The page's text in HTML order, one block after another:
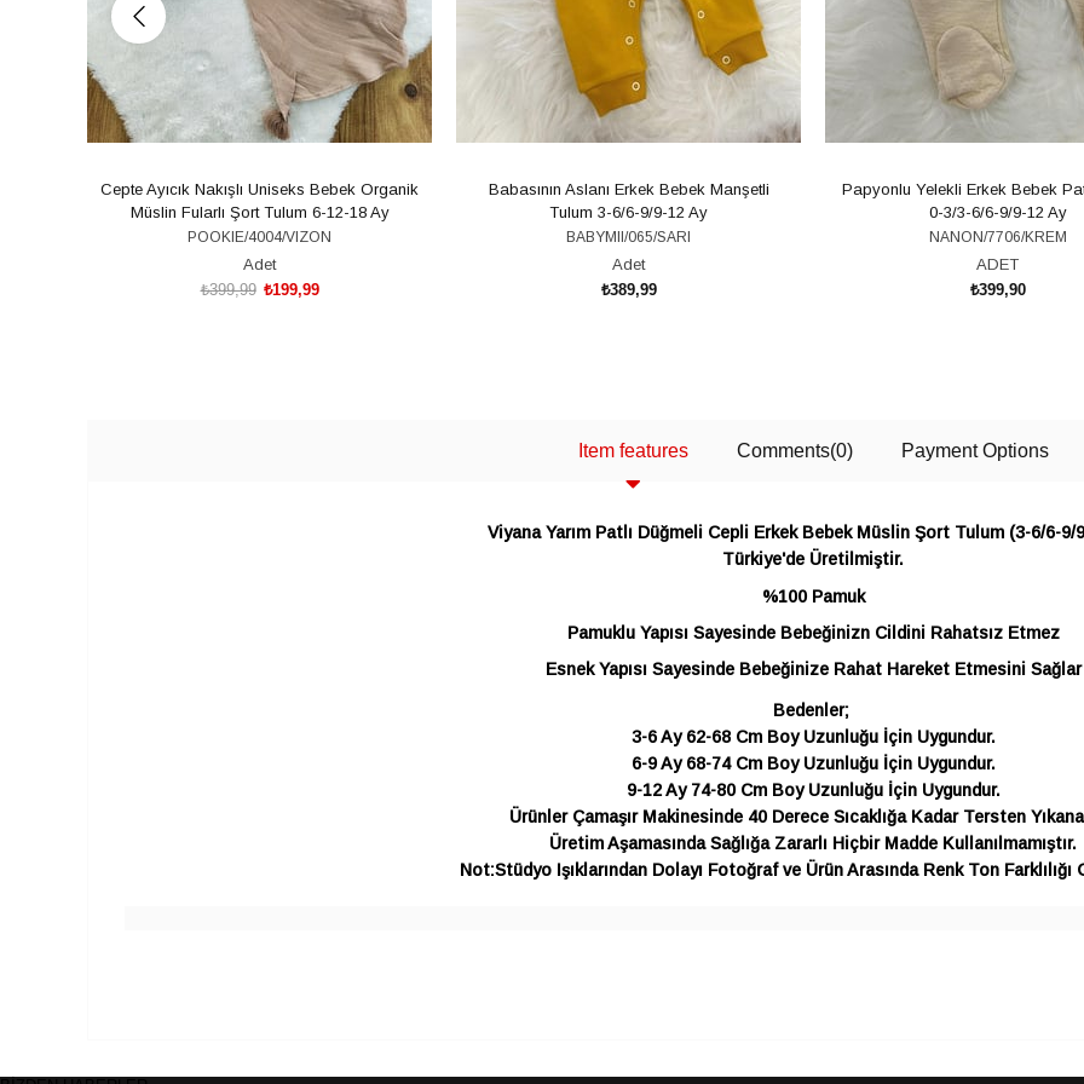
Cepte Ayıcık Nakışlı Uniseks Bebek Organik
Müslin Fularlı Şort Tulum 6-12-18 Ay
POOKIE/4004/VIZON
Adet
₺199,99
₺399,99
Babasının Aslanı Erkek Bebek Manşetli
Tulum 3-6/6-9/9-12 Ay
BABYMII/065/SARI
Adet
₺389,99
Papyonlu Yelekli Erkek Bebek
0-3/3-6/6-9/9-12 Ay
NANON/7706/KREM
ADET
₺399,90
Item features Comments(0) Payment Options
Viyana Yarım Patlı Düğmeli Cepli Erkek Bebek Müslin Şort Tulum (3-6/6-9/
Türkiye'de Üretilmiştir.
%100 Pamuk
Pamuklu Yapısı Sayesinde Bebeğinizn Cildini Rahatsız Etmez
Esnek Yapısı Sayesinde Bebeğinize Rahat Hareket Etmesini Sağlar
Bedenler;
3-6 Ay 62-68 Cm Boy Uzunluğu İçin Uygundur.
6-9 Ay 68-74 Cm Boy Uzunluğu İçin Uygundur.
9-12 Ay 74-80 Cm Boy Uzunluğu İçin Uygundur.
Ürünler Çamaşır Makinesinde 40 Derece Sıcaklığa Kadar Tersten
Üretim Aşamasında Sağlığa Zararlı Hiçbir Madde Kullanılmamıştır.
Not:Stüdyo Işıklarından Dolayı Fotoğraf ve Ürün Arasında Renk Ton Farklılığı